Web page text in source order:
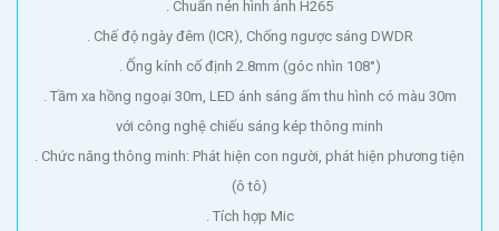
. Chuẩn nén hình ảnh H265
. Chế độ ngày đêm (ICR), Chống ngược sáng DWDR
. Ống kính cố định 2.8mm (góc nhìn 108°)
. Tầm xa hồng ngoại 30m, LED ánh sáng ấm thu hình có màu 30m
với công nghệ chiếu sáng kép thông minh
. Chức năng thông minh: Phát hiện con người, phát hiện phương tiện
(ô tô)
. Tích hợp Mic